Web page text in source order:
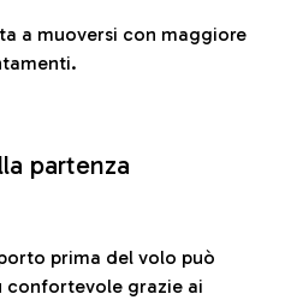
a muoversi con maggiore
partenza
prima del volo può
confortevole grazie ai